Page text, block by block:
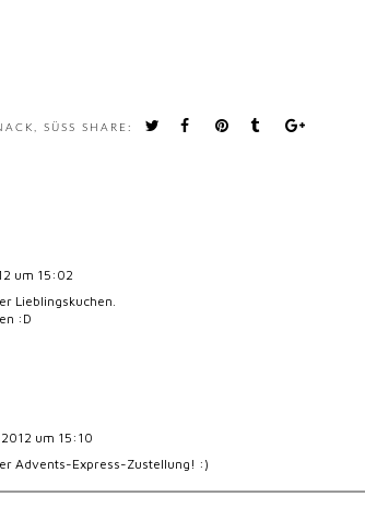
SÜSS SHARE:
um 15:02
Lieblingskuchen.
:D
um 15:10
Advents-Express-Zustellung! :)